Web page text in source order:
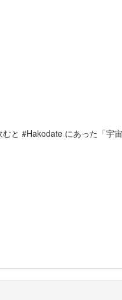
むと #Hakodate にあった「宇